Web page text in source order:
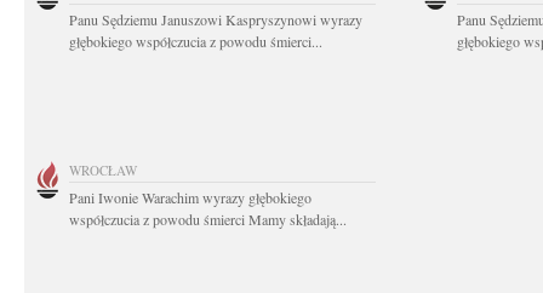
Panu Sędziemu Januszowi Kaspryszynowi wyrazy
głębokiego współczucia z powodu śmierci...
Panu
głębokiego
WROCŁAW
Pani Iwonie Warachim wyrazy głębokiego
współczucia z powodu śmierci Mamy składają...